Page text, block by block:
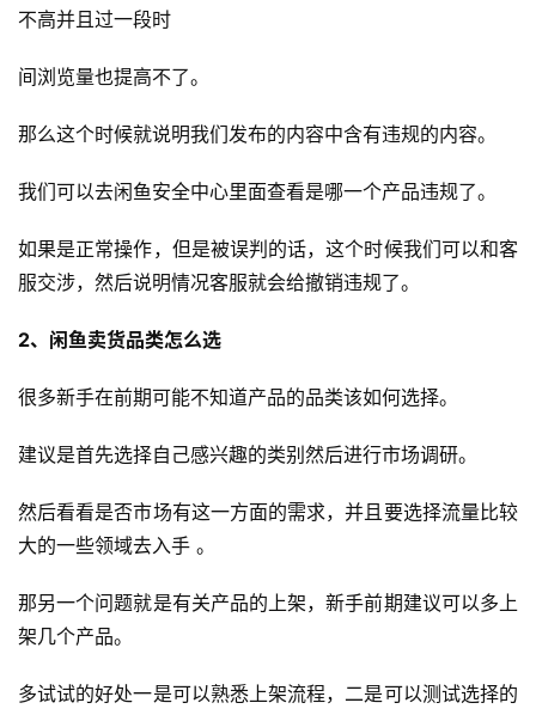
首
球
店
境
百
不高并且过一段时
间浏览量也提高不了。
那么这个时候就说明我们发布的内容中含有违规的内容。
我们可以去闲鱼安全中心里面查看是哪一个产品违规了。
如果是正常操作，但是被误判的话，这个时候我们可以和客
服交涉，然后说明情况客服就会给撤销违规了。
2、闲鱼卖货品类怎么选
很多新手在前期可能不知道产品的品类该如何选择。
建议是首先选择自己感兴趣的类别然后进行市场调研。
然后看看是否市场有这一方面的需求，并且要选择流量比较
大的一些领域去入手 。
那另一个问题就是有关产品的上架，新手前期建议可以多上
架几个产品。
多试试的好处一是可以熟悉上架流程，二是可以测试选择的